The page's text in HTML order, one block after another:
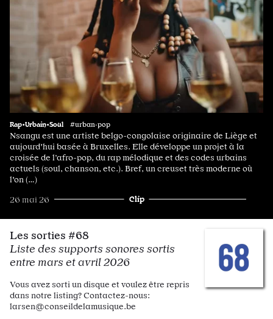
Rap•Urbain•Soul #urban·pop
Nsangu est une artiste belgo-congolaise originaire de Liège et
aujourd'hui basée à Bruxelles. Elle développe un projet à la
croisée de l’afro-pop, du rap mélodique et des codes urbains
actuels (soul, chanson, etc.). Bref, un creuset très moderne où
l'on (…)
26 mai 26 Clip
Les sorties #68
Liste des supports sonores sortis
entre mars et avril 2026
Vous avez sorti un disque et voulez être repris
dans notre listing? Contactez-nous:
larsen@conseildelamusique.be